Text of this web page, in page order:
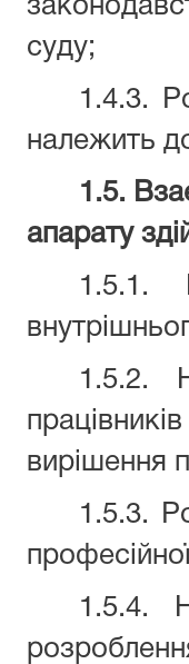
суду;
1.4.3.
належить
1.5.
апарату
1.5.1.
1.5.2.
вирішення
1.5.3.
1.5.4.